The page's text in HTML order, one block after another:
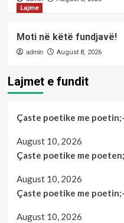
Lajme
Moti në këtë fundjavë!
admin August 8, 2026
Lajmet e fundit
Çaste poetike me poetin;-
August 10, 2026
Çaste poetike me
August 10, 2026
Çaste poetike me poetin;-
August 10, 2026